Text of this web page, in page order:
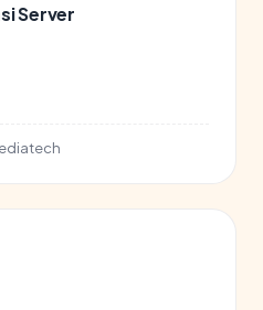
Server